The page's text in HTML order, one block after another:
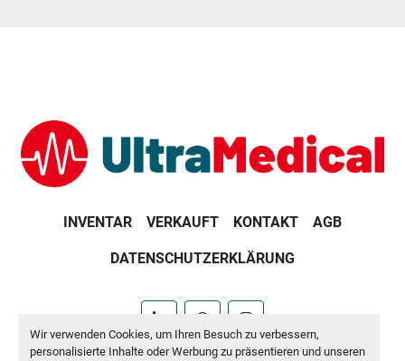
Wir verwenden Cookies, um Ihren Besuch zu verbessern,
personalisierte Inhalte oder Werbung zu präsentieren und unseren
INVENTAR VERKAUFT KONTAKT AGB
DATENSCHUTZERKLÄRUNG
linkedinwhatsappinstagram